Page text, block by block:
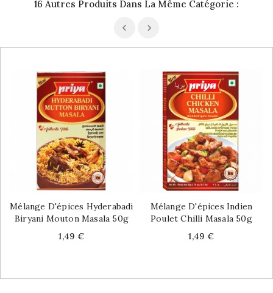
16 Autres Produits Dans La Même Catégorie :
Mélange D'épices Hyderabadi
Biryani Mouton Masala 50g
Price
1,49 €
Mélange D'épices Indien
Poulet Chilli Masala 50g
Price
1,49 €